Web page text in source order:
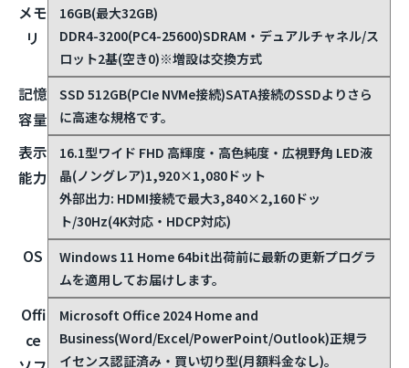
メモ
リ
16GB(最大32GB)
DDR4-3200(PC4-25600)SDRAM・デュアルチャネル/ス
ロット2基(空き0)※増設は交換方式
記憶
容量
SSD 512GB(PCIe NVMe接続)SATA接続のSSDよりさら
に高速な規格です。
表示
能力
16.1型ワイド FHD 高輝度・高色純度・広視野角 LED液
晶(ノングレア)1,920×1,080ドット
外部出力: HDMI接続で最大3,840×2,160ドッ
ト/30Hz(4K対応・HDCP対応)
OS Windows 11 Home 64bit出荷前に最新の更新プログラ
ムを適用してお届けします。
Offi
ce
Microsoft Office 2024 Home and
Business(Word/Excel/PowerPoint/Outlook)正規ラ
イセンス認証済み・買い切り型(月額料金なし)。